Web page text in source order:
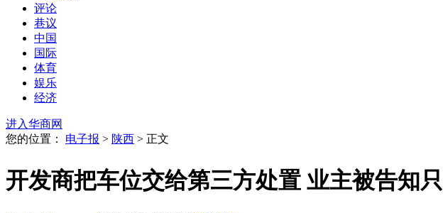
评论
巷议
中国
国际
体育
娱乐
经济
进入华商网
您的位置： 电子报 > 陕西 > 正文
开发商把车位交给第三方处置 业主被告知